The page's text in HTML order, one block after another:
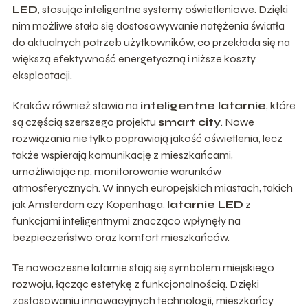
LED, stosując inteligentne systemy oświetleniowe. Dzięki
nim możliwe stało się dostosowywanie natężenia światła
do aktualnych potrzeb użytkowników, co przekłada się na
większą efektywność energetyczną i niższe koszty
eksploatacji.
Kraków również stawia na inteligentne latarnie, które
są częścią szerszego projektu smart city. Nowe
rozwiązania nie tylko poprawiają jakość oświetlenia, lecz
także wspierają komunikację z mieszkańcami,
umożliwiając np. monitorowanie warunków
atmosferycznych. W innych europejskich miastach, takich
jak Amsterdam czy Kopenhaga, latarnie LED z
funkcjami inteligentnymi znacząco wpłynęły na
bezpieczeństwo oraz komfort mieszkańców.
Te nowoczesne latarnie stają się symbolem miejskiego
rozwoju, łącząc estetykę z funkcjonalnością. Dzięki
zastosowaniu innowacyjnych technologii, mieszkańcy